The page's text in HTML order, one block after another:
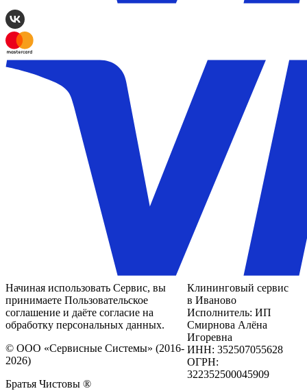
Начиная использовать Сервис, вы
принимаете Пользовательское
соглашение и даёте согласие на
обработку персональных данных.
© ООО «Сервисные Системы» (2016-
2026)
Братья Чистовы ®
Клининговый сервис
в Иваново
Исполнитель: ИП
Смирнова Алёна
Игоревна
ИНН: 352507055628
ОГРН:
322352500045909